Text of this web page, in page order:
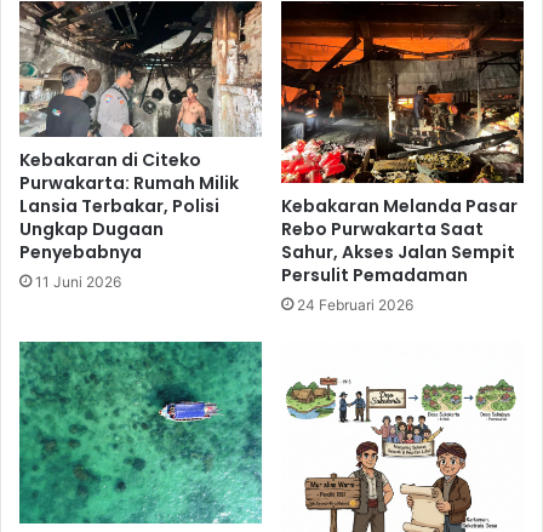
Kebakaran di Citeko
Purwakarta: Rumah Milik
Lansia Terbakar, Polisi
Ungkap Dugaan
Penyebabnya
11 Juni 2026
Kebakaran Melanda Pasar
Rebo Purwakarta Saat
Sahur, Akses Jalan Sempit
Persulit Pemadaman
24 Februari 2026